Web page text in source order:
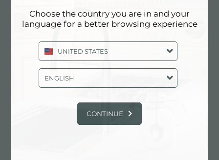
Choose the country you are in and your
language for a better browsing experience
UNITED STATES
ENGLISH
CONTINUE